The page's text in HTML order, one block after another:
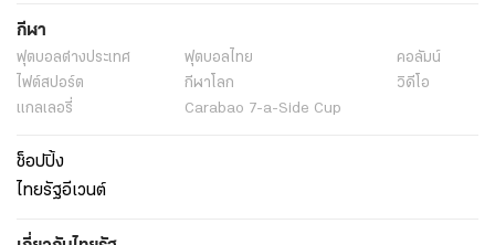
กีฬา
ฟุตบอลต่่างประเทศ ฟุตบอลไทย
คอลัมน์
ไฟต์สปอร์ต
กีฬาโลก
วิดีโอ
แกลเลอรี่
Carabao 7-a-Side Cup
ช็อปปิ้ง
ไทยรัฐอีเวนต์